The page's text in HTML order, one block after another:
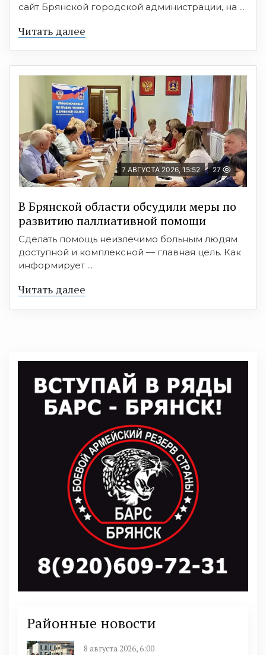
сайт Брянской городской администрации, на ...
Читать далее
7 АВГУСТА 2026, 15:52 27
В Брянской области обсудили меры по
развитию паллиативной помощи
Сделать помощь неизлечимо больным людям
доступной и комплексной — главная цель. Как
информирует ...
Читать далее
Районные новости
8 августа 2026, 6:00